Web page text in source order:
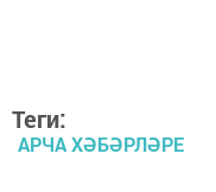
Теги:
АРЧА ХӘБӘРЛӘРЕ